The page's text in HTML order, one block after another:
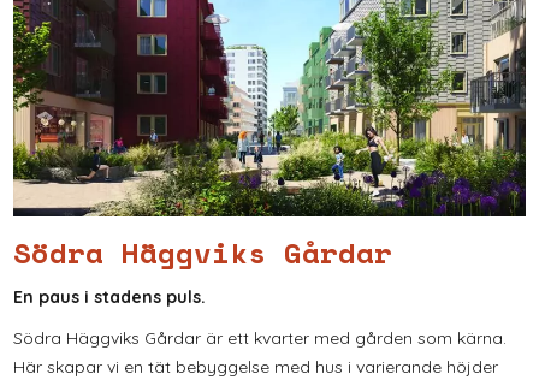
Södra Häggviks Gårdar
En paus i stadens puls.
Södra Häggviks Gårdar är ett kvarter med gården som kärna.
Här skapar vi en tät bebyggelse med hus i varierande höjder